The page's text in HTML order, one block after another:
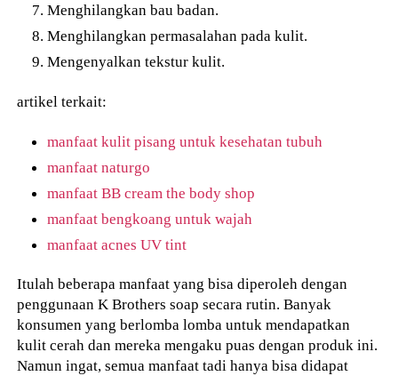
Menghilangkan bau badan.
Menghilangkan permasalahan pada kulit.
Mengenyalkan tekstur kulit.
artikel terkait:
manfaat kulit pisang untuk kesehatan tubuh
manfaat naturgo
manfaat BB cream the body shop
manfaat bengkoang untuk wajah
manfaat acnes UV tint
Itulah beberapa manfaat yang bisa diperoleh dengan
penggunaan K Brothers soap secara rutin. Banyak
konsumen yang berlomba lomba untuk mendapatkan
kulit cerah dan mereka mengaku puas dengan produk ini.
Namun ingat, semua manfaat tadi hanya bisa didapat